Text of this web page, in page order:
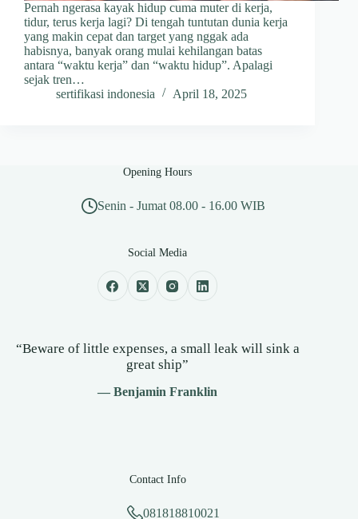
Pernah ngerasa kayak hidup cuma muter di kerja,
tidur, terus kerja lagi? Di tengah tuntutan dunia kerja
yang makin cepat dan target yang nggak ada
habisnya, banyak orang mulai kehilangan batas
antara “waktu kerja” dan “waktu hidup”. Apalagi
sejak tren…
sertifikasi indonesia
April 18, 2025
Opening Hours
Senin - Jumat 08.00 - 16.00 WIB
Social Media
“Beware of little expenses, a small leak will sink a
great ship”
— Benjamin Franklin
Contact Info
081818810021